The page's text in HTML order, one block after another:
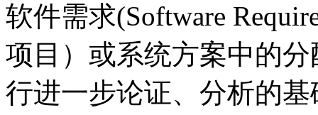
软件需求(Software
项目）或系统方案中的
行进一步论证、分析的